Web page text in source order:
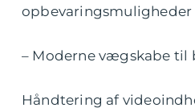
opbevaringsmuligheder
– Moderne vægskabe til
Håndtering af